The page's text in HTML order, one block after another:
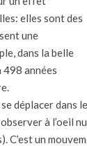
elles sont des
une
dans la belle
498 années
déplacer dans
à l’oeil
C’est un